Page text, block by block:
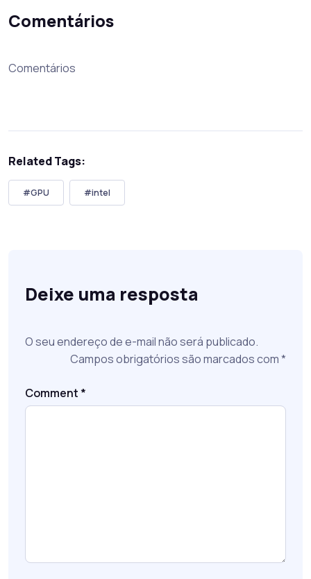
Comentários
Comentários
Related Tags:
#GPU #intel
Deixe uma resposta
O seu endereço de e-mail não será publicado.
Campos obrigatórios são marcados com*
Comment *